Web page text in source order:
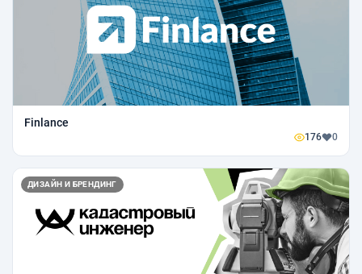
Finlance
176 0
ДИЗАЙН И БРЕНДИНГ